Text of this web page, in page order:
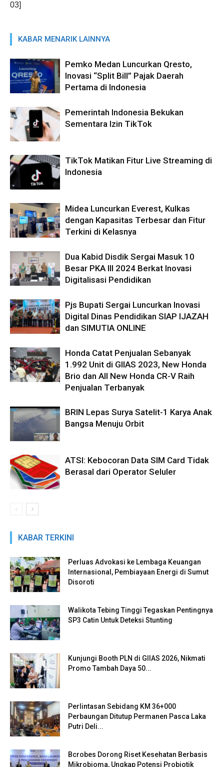
03]
KABAR MENARIK LAINNYA
Pemko Medan Luncurkan Qresto,
Inovasi “Split Bill” Pajak Daerah
Pertama di Indonesia
Pemerintah Indonesia Bekukan
Sementara Izin TikTok
TikTok Matikan Fitur Live Streaming di
Indonesia
Midea Luncurkan Everest, Kulkas
dengan Kapasitas Terbesar dan Fitur
Terkini di Kelasnya
Dua Kabid Disdik Sergai Masuk 10
Besar PKA III 2024 Berkat Inovasi
Digitalisasi Pendidikan
Pjs Bupati Sergai Luncurkan Inovasi
Digital Dinas Pendidikan SIAP IJAZAH
dan SIMUTIA ONLINE
Honda Catat Penjualan Sebanyak
1.992 Unit di GIIAS 2023, New Honda
Brio dan All New Honda CR-V Raih
Penjualan Terbanyak
BRIN Lepas Surya Satelit-1 Karya Anak
Bangsa Menuju Orbit
ATSI: Kebocoran Data SIM Card Tidak
Berasal dari Operator Seluler
KABAR TERKINI
Perluas Advokasi ke Lembaga Keuangan
Internasional, Pembiayaan Energi di Sumut
Disoroti
Walikota Tebing Tinggi Tegaskan Pentingnya
SP3 Catin Untuk Deteksi Stunting
Kunjungi Booth PLN di GIIAS 2026, Nikmati
Promo Tambah Daya 50...
Perlintasan Sebidang KM 36+000
Perbaungan Ditutup Permanen Pasca Laka
Putri Deli...
Bcrobes Dorong Riset Kesehatan Berbasis
Mikrobioma, Ungkap Potensi Probiotik